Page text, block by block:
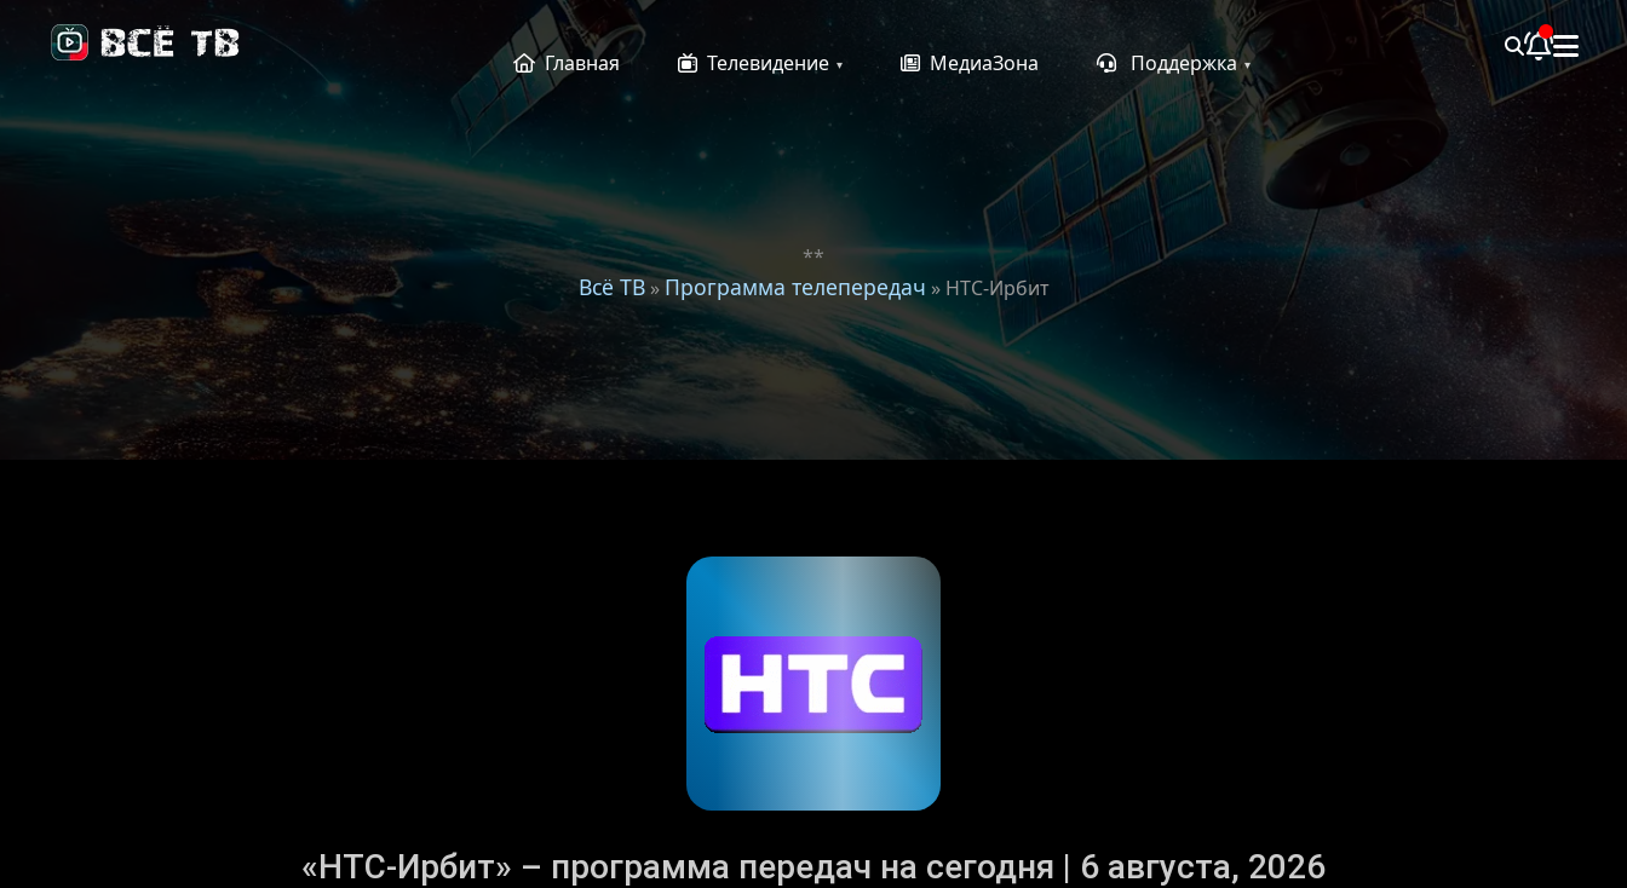
Главная Телевидение МедиаЗона Поддержка
**
Всё ТВ»Программа телепередач » НТС-Ирбит
«НТС-Ирбит» – программа передач на сегодня | 6 августа, 2026